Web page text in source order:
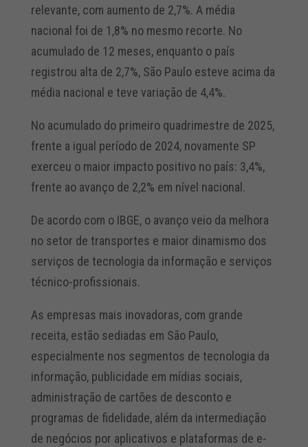
relevante, com aumento de 2,7%. A média
nacional foi de 1,8% no mesmo recorte. No
acumulado de 12 meses, enquanto o país
registrou alta de 2,7%, São Paulo esteve acima da
média nacional e teve variação de 4,4%.
No acumulado do primeiro quadrimestre de 2025,
frente a igual período de 2024, novamente SP
exerceu o maior impacto positivo no país: 3,4%,
frente ao avanço de 2,2% em nível nacional.
De acordo com o IBGE, o avanço veio da melhora
no setor de transportes e maior dinamismo dos
serviços de tecnologia da informação e serviços
técnico-profissionais.
As empresas mais inovadoras, com grande
receita, estão sediadas em São Paulo,
especialmente nos segmentos de tecnologia da
informação, publicidade em mídias sociais,
administração de cartões de desconto e
programas de fidelidade, além da intermediação
de negócios por aplicativos e plataformas de e-